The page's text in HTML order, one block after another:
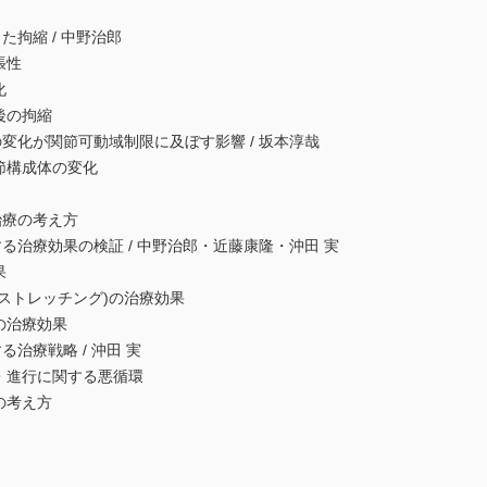
拘縮 / 中野治郎
拘縮
が関節可動域制限に及ぼす影響 / 坂本淳哉
体の変化
の考え方
療効果の検証 / 中野治郎・近藤康隆・沖田 実
ッチング)の治療効果
療効果
療戦略 / 沖田 実
に関する悪循環
え方